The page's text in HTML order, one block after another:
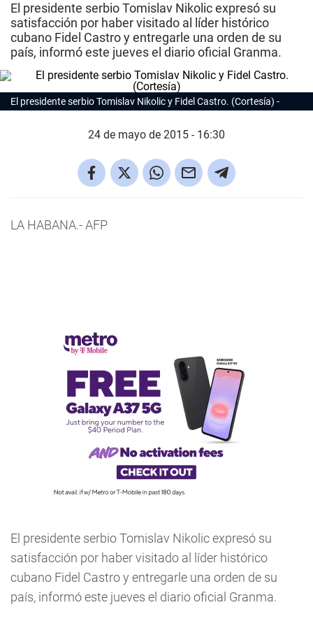
El presidente serbio Tomislav Nikolic expresó su
satisfacción por haber visitado al líder histórico
cubano Fidel Castro y entregarle una orden de su
país, informó este jueves el diario oficial Granma.
El presidente serbio Tomislav Nikolic y Fidel Castro. (Cortesía)
24 de mayo de 2015 - 16:30
LA HABANA.- AFP
El presidente serbio Tomislav Nikolic expresó su
satisfacción por haber visitado al líder histórico
cubano Fidel Castro y entregarle una orden de su
país, informó este jueves el diario oficial Granma.